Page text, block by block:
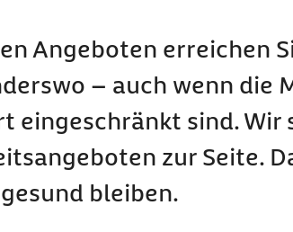
Angeboten erreichen
– auch wenn die
eingeschränkt sind.
zur Seite.
bleiben.